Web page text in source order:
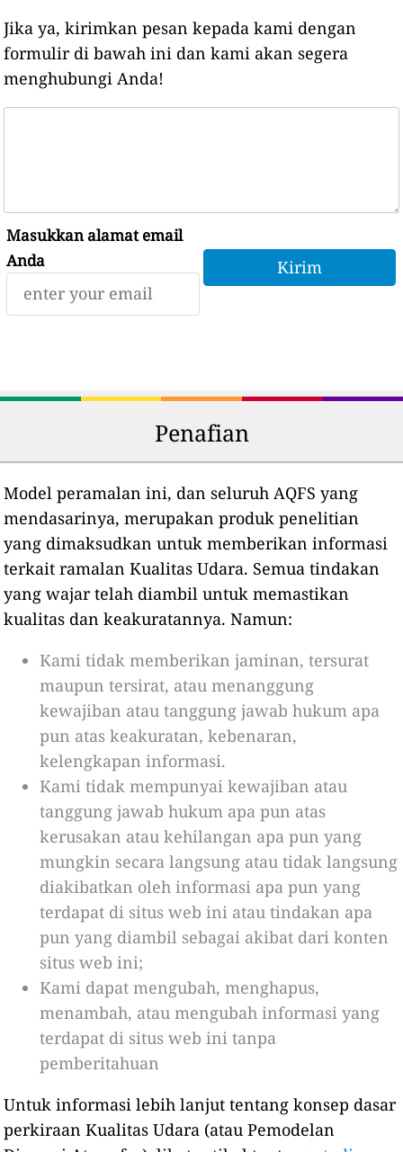
Jika ya, kirimkan pesan kepada kami dengan
formulir di bawah ini dan kami akan segera
menghubungi Anda!
Masukkan alamat email
Anda
Penafian
Model peramalan ini, dan seluruh AQFS yang
mendasarinya, merupakan produk penelitian
yang dimaksudkan untuk memberikan informasi
terkait ramalan Kualitas Udara. Semua tindakan
yang wajar telah diambil untuk memastikan
kualitas dan keakuratannya. Namun:
Kami tidak memberikan jaminan, tersurat
maupun tersirat, atau menanggung
kewajiban atau tanggung jawab hukum apa
pun atas keakuratan, kebenaran,
kelengkapan informasi.
Kami tidak mempunyai kewajiban atau
tanggung jawab hukum apa pun atas
kerusakan atau kehilangan apa pun yang
mungkin secara langsung atau tidak langsung
diakibatkan oleh informasi apa pun yang
terdapat di situs web ini atau tindakan apa
pun yang diambil sebagai akibat dari konten
situs web ini;
Kami dapat mengubah, menghapus,
menambah, atau mengubah informasi yang
terdapat di situs web ini tanpa
pemberitahuan
Untuk informasi lebih lanjut tentang konsep dasar
perkiraan Kualitas Udara (atau Pemodelan